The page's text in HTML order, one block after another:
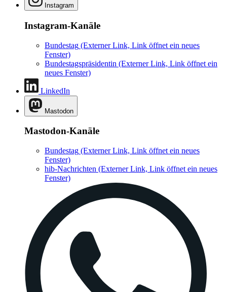
Instagram
Instagram-Kanäle
Bundestag (Externer Link, Link öffnet ein neues
Fenster)
Bundestagspräsidentin (Externer Link, Link öffnet ein
neues Fenster)
LinkedIn
Mastodon
Mastodon-Kanäle
Bundestag (Externer Link, Link öffnet ein neues
Fenster)
hib-Nachrichten (Externer Link, Link öffnet ein neues
Fenster)